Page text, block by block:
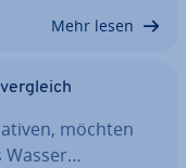
Mehr lesen
möchten
Wasser…